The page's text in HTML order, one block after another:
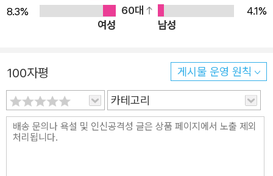
가벼운 위로의 말을 건네며 적당히 공감하는 것에 익숙한 세
상에서, “그냥, 네가 울면 나도 울게”(「너의 날개」) 된다는
게 한다. “계절의 속력을 스스럼없이 좋아하던 때” 그럼에도
불구하고, 언젠가 영원이 될 찬란한 마음들에게 시인은 ‘혼
자’라는 말의 쓸쓸함과 두려움을 알기에 “멍든 것처럼/어깨
를 두드리면 자꾸만 우는 사람들”(「12월 30일」)을 외면하지
않고, “서럽고 저린 것들”(「너의 날개」)을 “혼자로 두지 않으
8.3%
60대 4.1%
여성 남성
100자평 게시물 운영 원칙
카테고리